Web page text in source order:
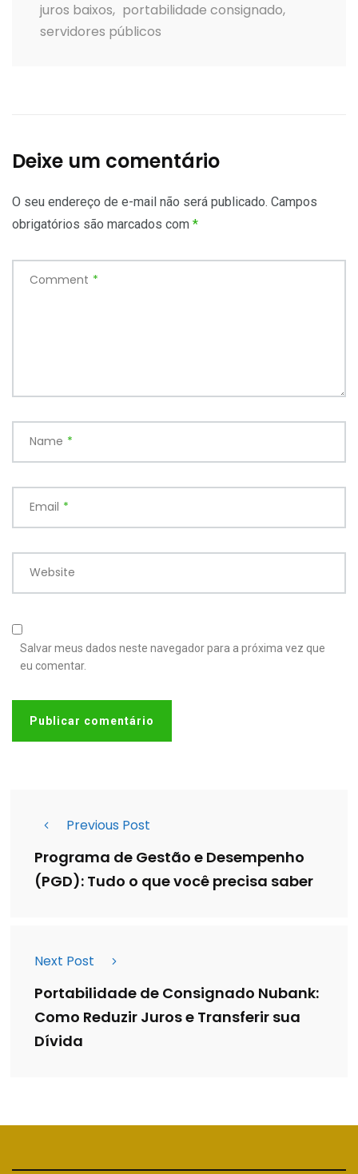
juros baixos, portabilidade consignado,
servidores públicos
Deixe um comentário
O seu endereço de e-mail não será publicado. Campos
obrigatórios são marcados com *
Comment *
Name *
Email *
Website
Salvar meus dados neste navegador para a próxima vez que
eu comentar.
Previous Post
Programa de Gestão e Desempenho
(PGD): Tudo o que você precisa saber
Next Post
Portabilidade de Consignado Nubank:
Como Reduzir Juros e Transferir sua
Dívida